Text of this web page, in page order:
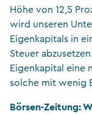
Höhe von 12,5
wird unseren
Eigenkapitals in
Steuer
Eigenkapital eine
solche mit wenig
Börsen-Zeitung: